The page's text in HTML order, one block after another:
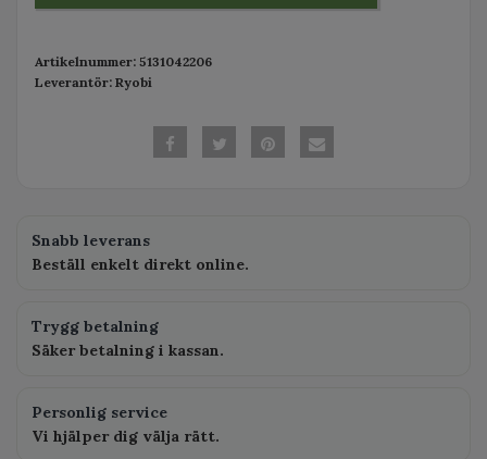
Artikelnummer: 5131042206
Leverantör: Ryobi
Snabb leverans
Beställ enkelt direkt online.
Trygg betalning
Säker betalning i kassan.
Personlig service
Vi hjälper dig välja rätt.